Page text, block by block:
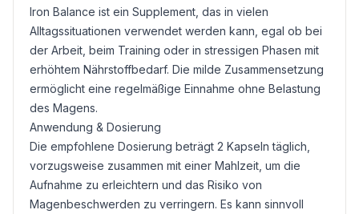
Iron Balance ist ein Supplement, das in vielen
Alltagssituationen verwendet werden kann, egal ob bei
der Arbeit, beim Training oder in stressigen Phasen mit
erhöhtem Nährstoffbedarf. Die milde Zusammensetzung
ermöglicht eine regelmäßige Einnahme ohne Belastung
des Magens.
Anwendung & Dosierung
Die empfohlene Dosierung beträgt 2 Kapseln täglich,
vorzugsweise zusammen mit einer Mahlzeit, um die
Aufnahme zu erleichtern und das Risiko von
Magenbeschwerden zu verringern. Es kann sinnvoll